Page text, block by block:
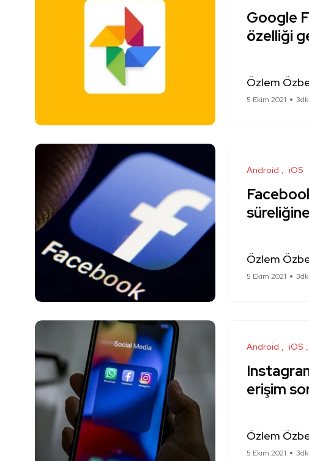
Google
özelliği
Özlem
5 Ekim 2021
Android iOS
Özlem
5 Ekim 2021
Android iOS
erişim
Özlem
5 Ekim 2021